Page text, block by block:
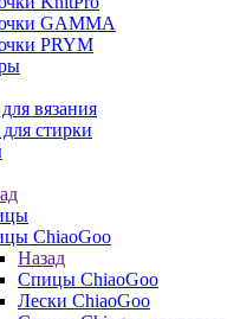
GAMMA
PRYM
вязания
стирки
ChiaoGoo
Назад
Спицы ChiaoGoo
Лески ChiaoGoo